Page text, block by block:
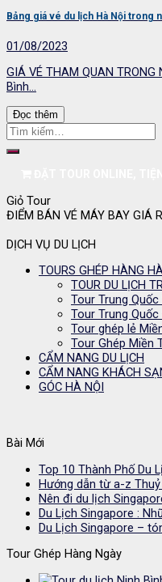
Bảng giá vé du lịch Hà Nội trong
01/08/2023
GIÁ VÉ THAM QUAN
Bình...
Đọc thêm
Giỏ Tour
ĐIỂM BÁN VÉ MÁY BAY GIÁ
DỊCH VỤ DU LỊCH
TOURS GHÉP HÀNG
TOUR DU LỊCH
Tour Trung
Tour Trung
Tour ghép lẻ
Tour Ghép Miền
CẨM NANG DU LỊCH
CẨM NANG KHÁCH
GÓC HÀ NỘI
Bài Mới
Top 10 Thành Phố Du
Hướng dẫn từ a-z Thuỷ
Nên đi du lịch
Du Lịch Singapore :
Du Lịch Singapore –
Tour Ghép Hàng Ngày